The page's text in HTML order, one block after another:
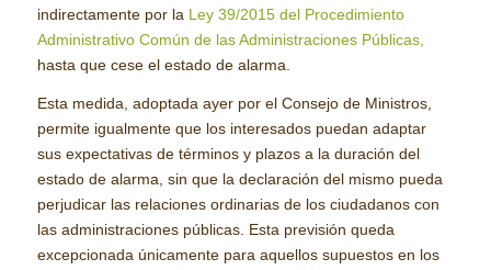
indirectamente por la Ley 39/2015 del Procedimiento
Administrativo Común de las Administraciones Públicas,
hasta que cese el estado de alarma.
Esta medida, adoptada ayer por el Consejo de Ministros,
permite igualmente que los interesados puedan adaptar
sus expectativas de términos y plazos a la duración del
estado de alarma, sin que la declaración del mismo pueda
perjudicar las relaciones ordinarias de los ciudadanos con
las administraciones públicas. Esta previsión queda
excepcionada únicamente para aquellos supuestos en los